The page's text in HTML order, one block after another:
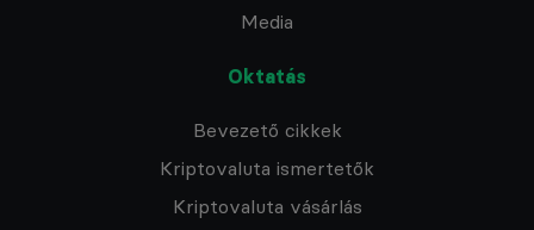
Media
Oktatás
Bevezető cikkek
Kriptovaluta ismertetők
Kriptovaluta vásárlás